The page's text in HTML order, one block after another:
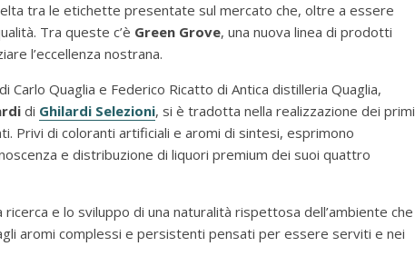
tra le etichette presentate sul mercato che, oltre a essere
Tra queste c’è Green Grove, una nuova linea di prodotti
l’eccellenza nostrana.
Carlo Quaglia e Federico Ricatto di Antica distilleria Quaglia,
di Ghilardi Selezioni, si è tradotta nella realizzazione dei primi
Privi di coloranti artificiali e aromi di sintesi, esprimono
e distribuzione di liquori premium dei suoi quattro
e lo sviluppo di una naturalità rispettosa dell’ambiente che
aromi complessi e persistenti pensati per essere serviti e nei